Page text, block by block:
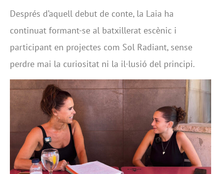
Després d’aquell debut de conte, la Laia ha
continuat formant-se al batxillerat escènic i
participant en projectes com Sol Radiant, sense
perdre mai la curiositat ni la il·lusió del principi.